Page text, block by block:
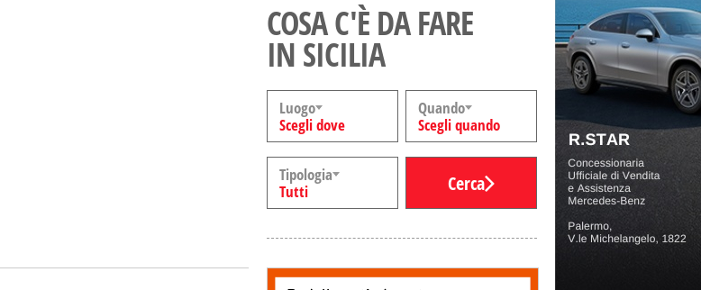
COSA C'È DA FARE
IN SICILIA
Luogo
Scegli dove
Quando
Scegli quando
Tipologia
Tutti
Cerca